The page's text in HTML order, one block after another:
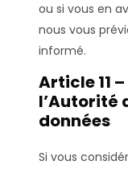
ou si vous en
nous vous
informé.
Article 11
l’Autorité
données
Si vous